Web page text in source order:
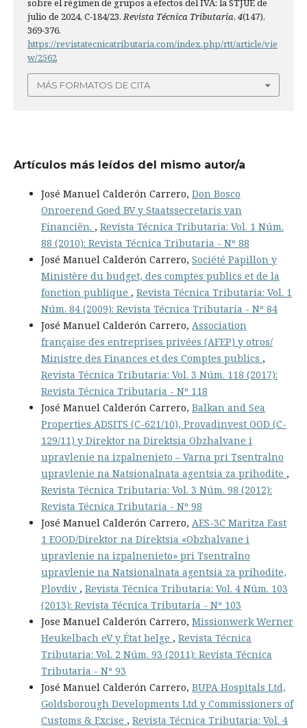
sobre el régimen de grupos a efectos del IVA: la STJUE de
julio de 2024, C-184/23.Revista Técnica Tributaria, 4(147),
369-376.
https://revistatecnicatributaria.com/index.php/rtt/article/vie
w/2562
MÁS FORMATOS DE CITA
Artículos más leídos del mismo autor/a
José Manuel Calderón Carrero, Don Bosco
Onroerend Goed BV y Staatssecretaris van
Financiën. , Revista Técnica Tributaria: Vol. 1 Núm.
88 (2010): Revista Técnica Tributaria - Nº 88
José Manuel Calderón Carrero, Société Papillon y
Ministère du budget, des comptes publics et de la
fonction publique , Revista Técnica Tributaria: Vol. 1
Núm. 84 (2009): Revista Técnica Tributaria - Nº 84
José Manuel Calderón Carrero, Association
française des entreprises privées (AFEP) y otros/
Ministre des Finances et des Comptes publics ,
Revista Técnica Tributaria: Vol. 3 Núm. 118 (2017):
Revista Técnica Tributaria - Nº 118
José Manuel Calderón Carrero, Balkan and Sea
Properties ADSITS (C-621/10), Provadinvest OOD (C-
129/11) y Direktor na Direktsia Obzhalvane i
upravlenie na izpalnenieto – Varna pri Tsentralno
upravlenie na Natsionalnata agentsia za prihodite ,
Revista Técnica Tributaria: Vol. 3 Núm. 98 (2012):
Revista Técnica Tributaria - Nº 98
José Manuel Calderón Carrero, AES-3C Maritza East
1 EOOD/Direktor na Direktsia «Obzhalvane i
upravlenie na izpalnenieto» pri Tsentralno
upravlenie na Natsionalnata agentsia za prihodite,
Plovdiv , Revista Técnica Tributaria: Vol. 4 Núm. 103
(2013): Revista Técnica Tributaria - Nº 103
Jose Manuel Calderón Carrero, Missionwerk Werner
Heukelbach eV y État belge , Revista Técnica
Tributaria: Vol. 2 Núm. 93 (2011): Revista Técnica
Tributaria - Nº 93
José Manuel Calderón Carrero, BUPA Hospitals Ltd,
Goldsborough Developments Ltd y Commissioners of
Customs & Excise , Revista Técnica Tributaria: Vol. 4